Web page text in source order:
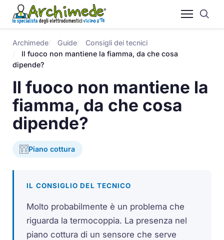
Archimede Guide
Consigli dei tecnici
Il fuoco non mantiene la fiamma, da che cosa
dipende?
Il fuoco non mantiene la
fiamma, da che cosa
dipende?
Piano cottura
IL CONSIGLIO DEL TECNICO
Molto probabilmente è un problema che
riguarda la termocoppia. La presenza nel
piano cottura di un sensore che serve